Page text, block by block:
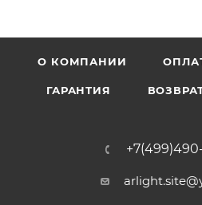
О КОМПАНИИ
ГАРАНТИЯ